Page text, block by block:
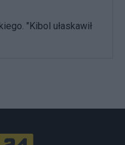
"Kibol ułaskawił